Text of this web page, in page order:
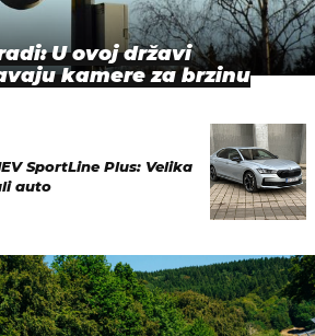
U ovoj državi
kamere za brzinu
SportLine Plus: Velika
auto